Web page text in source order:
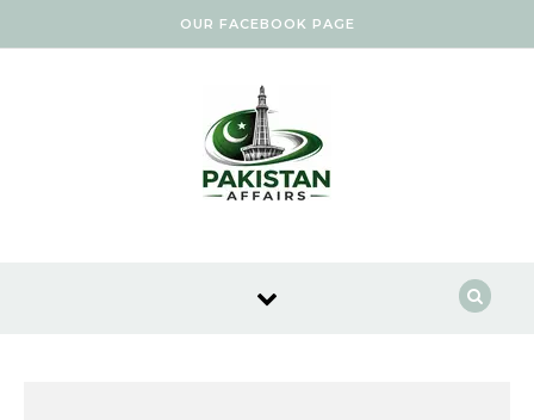
OUR FACEBOOK PAGE